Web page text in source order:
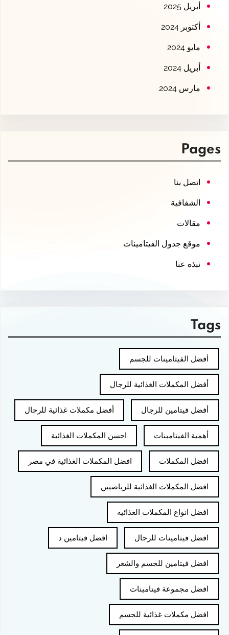
أبريل 2025
أكتوبر 2024
مايو 2024
أبريل 2024
مارس 2024
Pages
اتصل بنا
الشفافية
مقالات
موقع جدول الفيتامينات
نبذه عنا
Tags
أفضل الفيتامينات للجسم
أفضل المكملات الغذائية للرجال
أفضل فيتامين للرجال أفضل مكملات غذائية للرجال
أهمية الفيتامينات احسن المكملات الغذائية
افضل المكملات افضل المكملات الغذائية في مصر
افضل المكملات الغذائية للرياضيين
افضل انواع المكملات الغذائيه
افضل فيتامينات للرجال افضل فيتامين د
افضل فيتامين للجسم والشعر
افضل مجموعة فيتامينات
افضل مكملات غذائية للجسم